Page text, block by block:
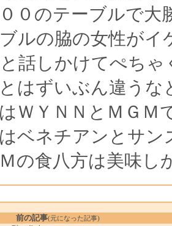
０のテーブルで大
ルの脇の女性がイ
話しかけてぺち
はずいぶん違うな
ＷＹＮＮとＭＧＭ
ベネチアンとサ
の食八方は美味し
前の記事(元になった記事)